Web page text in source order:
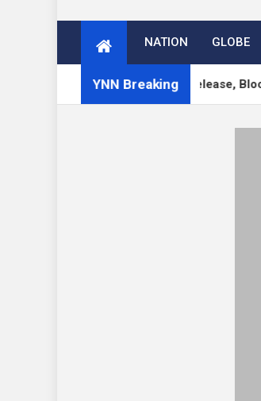
NATION GLOBE
YNN Breaking
RC, 7.0.3 Security Release, Block